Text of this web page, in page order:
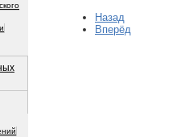
Назад
Вперёд